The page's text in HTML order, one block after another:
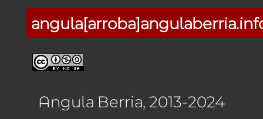
Angula Berria, 2013-2024